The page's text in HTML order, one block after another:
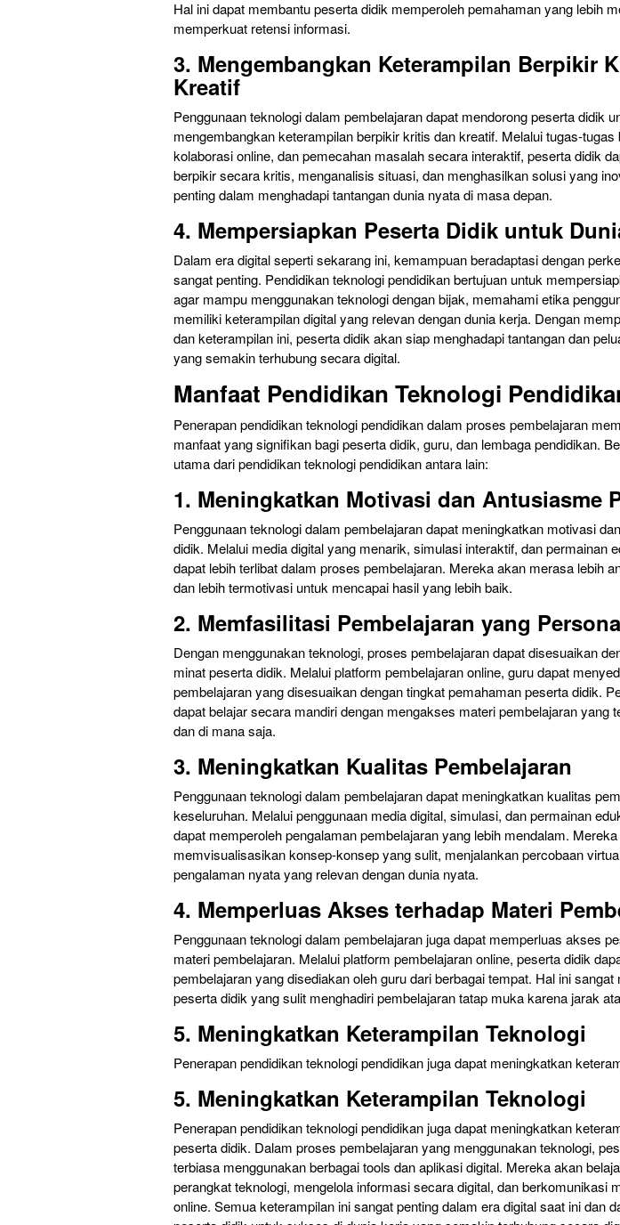
Hal ini dapat membantu peserta didik memperoleh pemahaman yang lebih
memperkuat retensi informasi.
3. Mengembangkan Keterampilan Berpikir
Kreatif
Penggunaan teknologi dalam pembelajaran dapat mendorong peserta didik
mengembangkan keterampilan berpikir kritis dan kreatif. Melalui tugas-
kolaborasi online, dan pemecahan masalah secara interaktif, peserta didik
berpikir secara kritis, menganalisis situasi, dan menghasilkan solusi yang
penting dalam menghadapi tantangan dunia nyata di masa depan.
4. Mempersiapkan Peserta Didik untuk
Dalam era digital seperti sekarang ini, kemampuan beradaptasi dengan
sangat penting. Pendidikan teknologi pendidikan bertujuan untuk
agar mampu menggunakan teknologi dengan bijak, memahami etika
memiliki keterampilan digital yang relevan dengan dunia kerja. Dengan
dan keterampilan ini, peserta didik akan siap menghadapi tantangan dan
yang semakin terhubung secara digital.
Manfaat Pendidikan Teknologi
Penerapan pendidikan teknologi pendidikan dalam proses pembelajaran
manfaat yang signifikan bagi peserta didik, guru, dan lembaga pendidikan.
utama dari pendidikan teknologi pendidikan antara lain:
1. Meningkatkan Motivasi dan Antusiasme
Penggunaan teknologi dalam pembelajaran dapat meningkatkan motivasi
didik. Melalui media digital yang menarik, simulasi interaktif, dan permainan
dapat lebih terlibat dalam proses pembelajaran. Mereka akan merasa lebih
dan lebih termotivasi untuk mencapai hasil yang lebih baik.
2. Memfasilitasi Pembelajaran yang
Dengan menggunakan teknologi, proses pembelajaran dapat disesuaikan
minat peserta didik. Melalui platform pembelajaran online, guru dapat
pembelajaran yang disesuaikan dengan tingkat pemahaman peserta didik.
dapat belajar secara mandiri dengan mengakses materi pembelajaran yang
dan di mana saja.
3. Meningkatkan Kualitas Pembelajaran
Penggunaan teknologi dalam pembelajaran dapat meningkatkan kualitas
keseluruhan. Melalui penggunaan media digital, simulasi, dan permainan
dapat memperoleh pengalaman pembelajaran yang lebih mendalam.
memvisualisasikan konsep-konsep yang sulit, menjalankan percobaan
pengalaman nyata yang relevan dengan dunia nyata.
4. Memperluas Akses terhadap Materi
Penggunaan teknologi dalam pembelajaran juga dapat memperluas akses
materi pembelajaran. Melalui platform pembelajaran online, peserta didik
pembelajaran yang disediakan oleh guru dari berbagai tempat. Hal ini sangat
peserta didik yang sulit menghadiri pembelajaran tatap muka karena jarak
5. Meningkatkan Keterampilan Teknologi
Penerapan pendidikan teknologi pendidikan juga dapat meningkatkan
5. Meningkatkan Keterampilan Teknologi
Penerapan pendidikan teknologi pendidikan juga dapat meningkatkan
peserta didik. Dalam proses pembelajaran yang menggunakan teknologi,
terbiasa menggunakan berbagai tools dan aplikasi digital. Mereka akan
perangkat teknologi, mengelola informasi secara digital, dan berkomunikasi
online. Semua keterampilan ini sangat penting dalam era digital saat ini dan